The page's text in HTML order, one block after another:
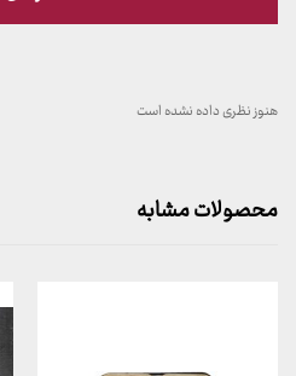
هنوز نظری داده نشده است
محصولات مشابه